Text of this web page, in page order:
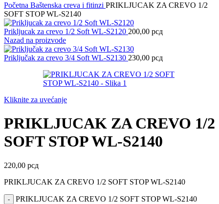
Početna Baštenska creva i fitinzi PRIKLJUCAK ZA CREVO 1/2
SOFT STOP WL-S2140
Prikljucak za crevo 1/2 Soft WL-S2120 200,00 рсд
Nazad na proizvode
Priključak za crevo 3/4 Soft WL-S2130 230,00 рсд
Kliknite za uvećanje
PRIKLJUCAK ZA CREVO 1/2
SOFT STOP WL-S2140
220,00 рсд
PRIKLJUCAK ZA CREVO 1/2 SOFT STOP WL-S2140
PRIKLJUCAK ZA CREVO 1/2 SOFT STOP WL-S2140